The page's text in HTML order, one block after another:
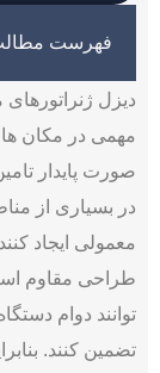
فهرست
دیزل
مهمی در مکان
صورت پایدار
در بسیاری از
معمولی ایجاد
طراحی مقاوم
توانند دوام
تضمین کنند.